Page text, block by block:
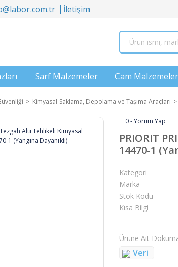
İletişim
Sarf Malzemeler Cam Malzemeler
Kimyasal Saklama, Depolama ve Taşıma Araçları
0 - Yorum Yap
PRIORIT
14470-1
Kategori
Marka
Stok Kodu
Kısa Bilgi
Ürüne Ait
Veri